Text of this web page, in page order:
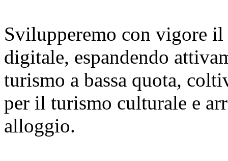
Svilupperemo con vigore
digitale, espandendo
turismo a bassa quota,
per il turismo culturale e
alloggio.